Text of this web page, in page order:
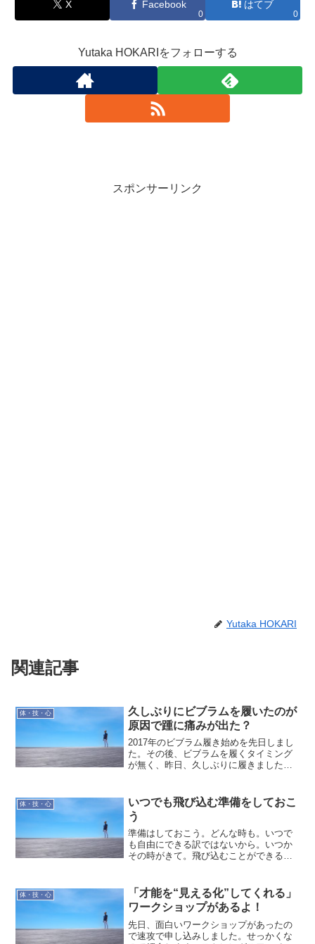
X Facebook
0
はてブ
0
Yutaka HOKARIをフォローする
スポンサーリンク
Yutaka HOKARI
関連記事
体・技・心
久しぶりにビブラムを履いたのが
原因で踵に痛みが出た？
2017年のビブラム履き始めを先日しまし
た。その後、ビブラムを履くタイミング
が無く、昨日、久しぶりに履きました。
らですね。しばらくして右踵が痛いのに
気づきました。ちょう...
体・技・心
いつでも飛び込む準備をしておこ
う
準備はしておこう。どんな時も。いつで
も自由にできる訳ではないから。いつか
その時がきて。飛び込むことができるよ
体・技・心
「才能を“見える化”してくれる」
ワークショップがあるよ！
先日、面白いワークショップがあったの
で速攻で申し込みしました。せっかくな